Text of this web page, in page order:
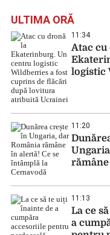
ULTIMA ORĂ
11:34
Atac cu
logistic
11:20
rămâne
11:13
La ce
a